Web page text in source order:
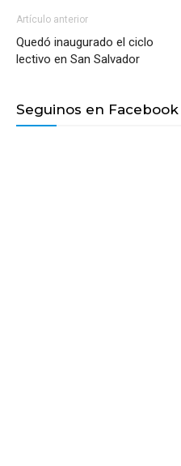
Artículo anterior
Quedó inaugurado el ciclo
lectivo en San Salvador
Seguinos en Facebook